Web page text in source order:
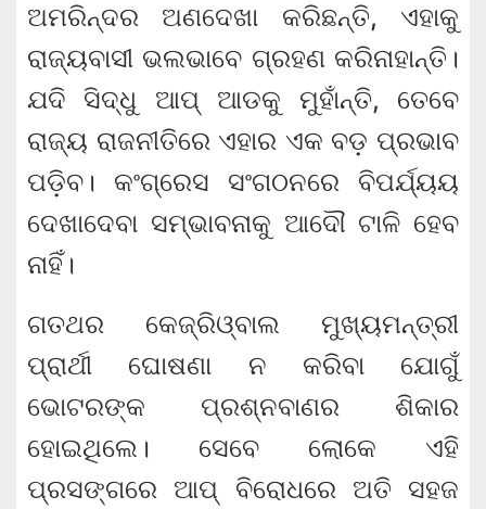
ଅମରିନ୍ଦର ଅଣଦେଖା କରିଛନ୍ତି, ଏହାକୁ
ରାଜ୍ୟବାସୀ ଭଲଭାବେ ଗ୍ରହଣ କରିନାହାନ୍ତି।
ଯଦି ସିଦ୍ଧୁ ଆପ୍‌ ଆଡକୁ ମୁହାଁନ୍ତି, ତେବେ
ରାଜ୍ୟ ରାଜନୀତିରେ ଏହାର ଏକ ବଡ଼ ପ୍ରଭାବ
ପଡ଼ିବ। କଂଗ୍ରେସ ସଂଗଠନରେ ବିପର୍ଯ୍ୟୟ
ଦେଖାଦେବା ସମ୍ଭାବନାକୁ ଆଦୌ ଟାଳି ହେବ
ନାହିଁ।
ଗତଥର କେଜ୍ରିଓ୍ବାଲ ମୁଖ୍ୟମନ୍ତ୍ରୀ
ପ୍ରାର୍ଥୀ ଘୋଷଣା ନ କରିବା ଯୋଗୁଁ
ଭୋଟରଙ୍କ ପ୍ରଶ୍ନବାଣର ଶିକାର
ହୋଇଥିଲେ। ସେବେ ଲୋକେ ଏହି
ପ୍ରସଙ୍ଗରେ ଆପ୍‌ ବିରୋଧରେ ଅତି ସହଜ